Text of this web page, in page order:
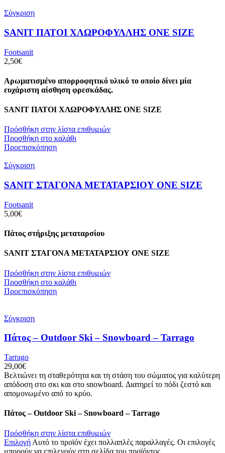
Σύγκριση
SANIT ΠΑΤΟΙ ΧΛΩΡΟΦΥΛΛΗΣ ΟΝΕ SIZE
Footsanit
2,50€
Aρωματισμένο απορροφητικό υλικό το οποίο δίνει μία
ευχάριστη αίσθηση φρεσκάδας.
SANIT ΠΑΤΟΙ ΧΛΩΡΟΦΥΛΛΗΣ ΟΝΕ SIZE
Πρόσθήκη στην λίστα επιθυμιών
Προσθήκη στο καλάθι
Προεπισκόπηση
Σύγκριση
SANIT ΣΤΑΓΟΝΑ ΜΕΤΑΤΑΡΣΙΟΥ ΟΝΕ SIZE
Footsanit
5,00€
Πάτος στήριξης μεταταρσίου
SANIT ΣΤΑΓΟΝΑ ΜΕΤΑΤΑΡΣΙΟΥ ΟΝΕ SIZE
Πρόσθήκη στην λίστα επιθυμιών
Προσθήκη στο καλάθι
Προεπισκόπηση
Σύγκριση
Πάτος – Outdoor Ski – Snowboard – Tarrago
Tarrago
29,00€
Βελτιώνει τη σταθερότητα και τη στάση του σώματος για καλύτερη
απόδοση στο σκι και στο snowboard. Διατηρεί το πόδι ζεστό και
απομονωμένο από το κρύο.
Πάτος – Outdoor Ski – Snowboard – Tarrago
Πρόσθήκη στην λίστα επιθυμιών
Επιλογή Αυτό το προϊόν έχει πολλαπλές παραλλαγές. Οι επιλογές
μπορούν να επιλεγούν στη σελίδα του προϊόντος